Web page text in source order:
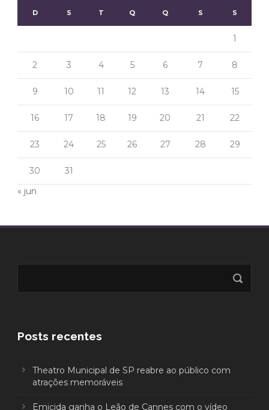
D S T Q Q S S
1
2 3 4 5 6 7 8
9 10 11 12 13 14 15
16 17 18 19 20 21 22
23 24 25 26 27 28 29
30
31
« jun
Posts recentes
Theatro Municipal de SP reabre ao público com
atrações memoráveis
Emicida ganha o Leão de Cannes com o vídeo